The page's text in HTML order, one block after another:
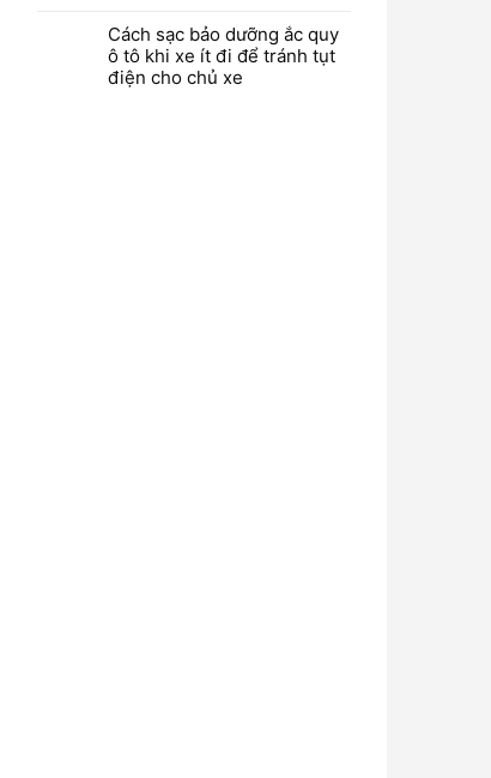
Cách sạc bảo dưỡng ắc quy
ô tô khi xe ít đi để tránh tụt
điện cho chủ xe